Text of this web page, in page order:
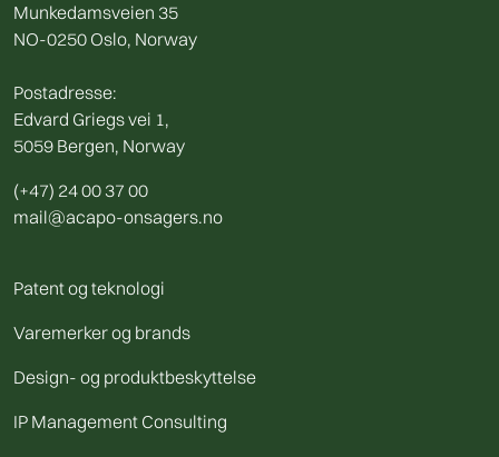
Munkedamsveien 35
NO-0250 Oslo, Norway
Postadresse:
Edvard Griegs vei 1,
5059 Bergen, Norway
(+47) 24 00 37 00
mail@acapo-onsagers.no
Patent og teknologi
Varemerker og brands
Design- og produktbeskyttelse
IP Management Consulting